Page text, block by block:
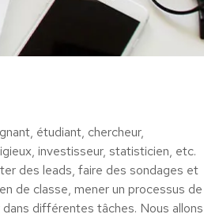
étudiant, chercheur,
investisseur, statisticien, etc.
des leads, faire des sondages et
de classe, mener un processus de
différentes tâches. Nous allons